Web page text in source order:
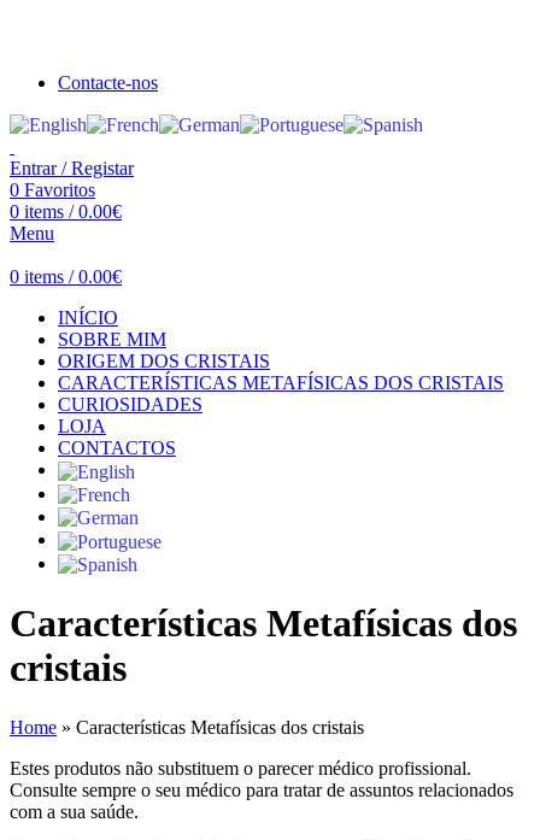
Contacte-nos
Entrar / Registar
0 Favoritos
0 items / 0.00€
Menu
0 items / 0.00€
INÍCIO
SOBRE MIM
ORIGEM DOS CRISTAIS
CARACTERÍSTICAS METAFÍSICAS DOS CRISTAIS
CURIOSIDADES
LOJA
CONTACTOS
Características Metafísicas dos
cristais
Home » Características Metafísicas dos cristais
Estes produtos não substituem o parecer médico profissional.
Consulte sempre o seu médico para tratar de assuntos relacionados
com a sua saúde.